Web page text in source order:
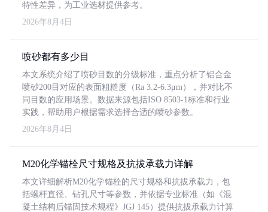
特性差异，为工业选材提供参考。
2026年8月4日
喷砂都有多少目
本文系统介绍了喷砂目数的分级标准，重点分析了铝合金
喷砂200目对应的表面粗糙度（Ra 3.2-6.3μm），并对比不
同目数的应用场景。数据来源包括ISO 8503-1标准和行业
实践，帮助用户根据需求选择合适的喷砂参数。
2026年8月4日
M20化学锚栓尺寸规格及抗拔承载力详解
本文详细解析M20化学锚栓的尺寸规格和抗拔承载力，包
括螺杆直径、钻孔尺寸等参数，并依据专业标准（如《混
凝土结构后锚固技术规程》JGJ 145）提供抗拔承载力计算